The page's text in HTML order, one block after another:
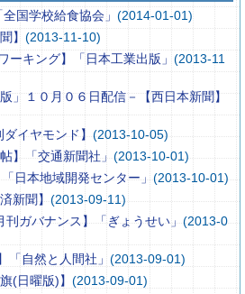
国学校給食協会」 (2014-01-01)
】 (2013-11-10)
ーキング】「日本工業出版」(2013-11
」１０月０６日配信－【西日本新聞】
ダイヤモンド】(2013-10-05)
】「交通新聞社」(2013-10-01)
日本地域開発センター」(2013-10-01)
新聞】(2013-09-11)
ガバナンス】「ぎょうせい」(2013-0
「自然と人間社」(2013-09-01)
(日曜版)】 (2013-09-01)